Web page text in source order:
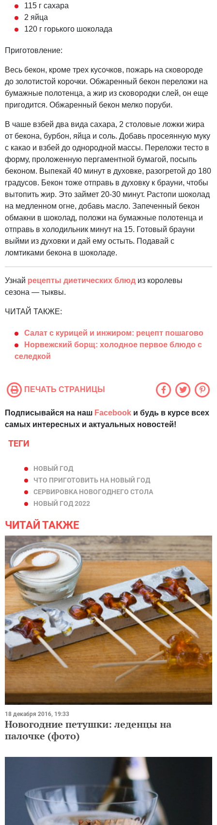
115 г сахара
2 яйца
120 г горького шоколада
Приготовление:
Весь бекон, кроме трех кусочков, пожарь на сковороде
до золотистой корочки. Обжаренный бекон переложи на
бумажные полотенца, а жир из сковородки слей, он еще
пригодится. Обжаренный бекон мелко поруби.
В чаше взбей два вида сахара, 2 столовые ложки жира
от бекона, бурбон, яйца и соль. Добавь просеянную муку
с какао и взбей до однородной массы. Переложи тесто в
форму, проложенную пергаментной бумагой, посыпь
беконом. Выпекай 40 минут в духовке, разогретой до 180
градусов. Бекон тоже отправь в духовку к брауни, чтобы
вытопить жир. Это займет 20-30 минут. Растопи шоколад
на медленном огне, добавь масло. Запеченный бекон
обмакни в шоколад, положи на бумажные полотенца и
отправь в холодильник минут на 15. Готовый брауни
выйми из духовки и дай ему остыть. Подавай с
ломтиками бекона в шоколаде.
Узнай рецепты диетических блюд из королевы
сезона — тыквы.
ЧИТАЙ ТАКЖЕ:
Салат с курицей и инжиром: рецепт пошагово
Норвежский борщ: холодное первое блюдо с
селедкой
ПЕЧАТЬ СТРАНИЦЫ
Подписывайся на наш Facebook и будь в курсе всех
самых интересных и актуальных новостей!
ТЕГИ
НОВЫЙ ГОД
ЧТО ПРИГОТОВИТЬ НА НОВЫЙ ГОД
СЕРВИРОВКА НОВОГОДНЕГО СТОЛА
НОВЫЙ ГОД 2022
ЧИТАЙ ТАКЖЕ
18 декабря 2016, 19:33
Новогодние петушки: леденцы на
палочке (фото)